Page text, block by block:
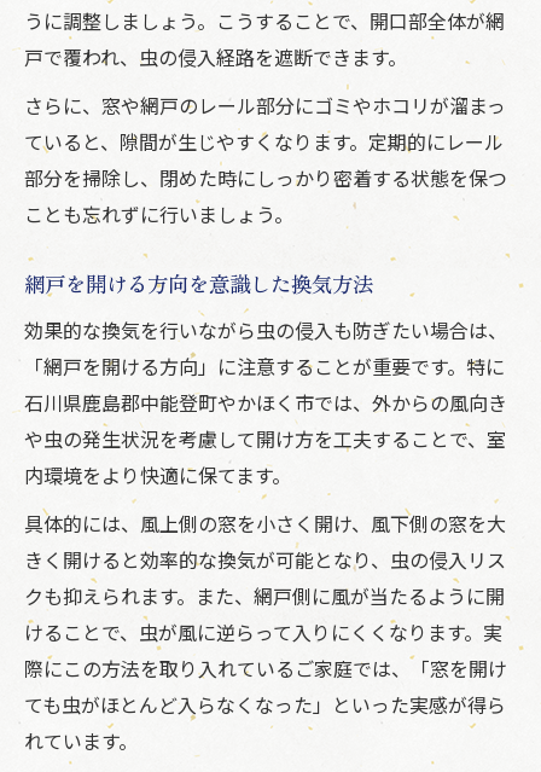
うに調整しましょう。こうすることで、開口部全体が網
戸で覆われ、虫の侵入経路を遮断できます。
さらに、窓や網戸のレール部分にゴミやホコリが溜まっ
ていると、隙間が生じやすくなります。定期的にレール
部分を掃除し、閉めた時にしっかり密着する状態を保つ
ことも忘れずに行いましょう。
網戸を開ける方向を意識した換気方法
効果的な換気を行いながら虫の侵入も防ぎたい場合は、
「網戸を開ける方向」に注意することが重要です。特に
石川県鹿島郡中能登町やかほく市では、外からの風向き
や虫の発生状況を考慮して開け方を工夫することで、室
内環境をより快適に保てます。
具体的には、風上側の窓を小さく開け、風下側の窓を大
きく開けると効率的な換気が可能となり、虫の侵入リス
クも抑えられます。また、網戸側に風が当たるように開
けることで、虫が風に逆らって入りにくくなります。実
際にこの方法を取り入れているご家庭では、「窓を開け
ても虫がほとんど入らなくなった」といった実感が得ら
れています。